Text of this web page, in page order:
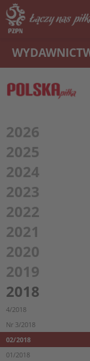
2026
2025
2024
2023
2022
2021
2020
2019
2018
4/2018
Nr 3/2018
02/2018
01/2018